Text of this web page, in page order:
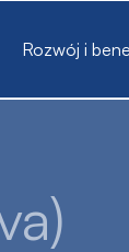
Rozwój i